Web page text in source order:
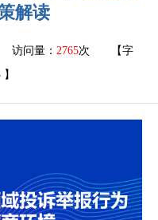
解读
访问量： 2765次
【字
】